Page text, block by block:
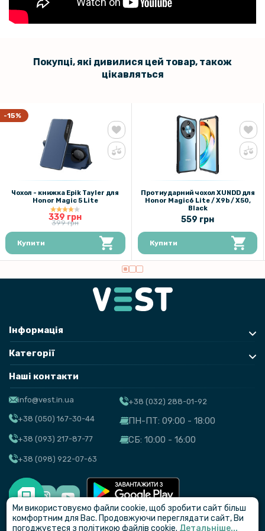
Покупці, які дивилися цей товар, також
цікавляться
-15%
Чохол - книжка Epik Tayler для
Honor Magic 5 Lite
339 грн
399 грн
Купити
Протиударний чохол XUNDD для
Honor Magic6 Lite / X9b / X50,
Black
559 грн
Купити
Інформація
Категорії
Наші контакти
info@vest.in.ua
+38 (050) 167-30-44
+38 (093) 217-87-77
+38 (098) 922-07-63
+38 (032) 288-01-92
ПН-ПТ: 09:00 - 18:00
СБ: 10:00 - 16:00
© VEST
Ми використовуємо файли cookie, щоб зробити сайт більш
комфортним для Вас. Продовжуючи переглядати сайт, Ви
погоджуєтеся з політикою файлів cookie. Детальніше...